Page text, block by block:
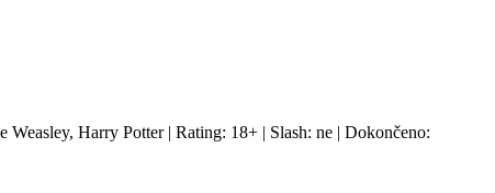
Weasley, Harry Potter | Rating: 18+ | Slash: ne | Dokončeno: